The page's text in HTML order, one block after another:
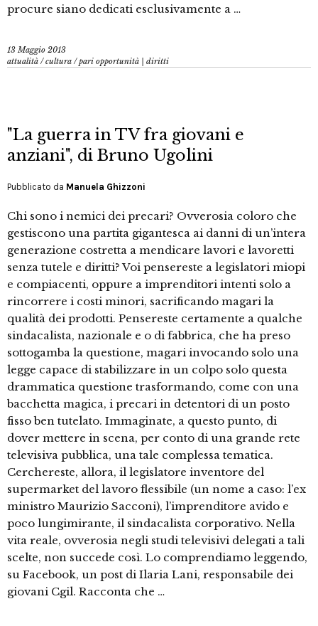
procure siano dedicati esclusivamente a …
13 Maggio 2013
attualità /cultura /pari opportunità | diritti
"La guerra in TV fra giovani e
anziani", di Bruno Ugolini
Pubblicato da Manuela Ghizzoni
Chi sono i nemici dei precari? Ovverosia coloro che
gestiscono una partita gigantesca ai danni di un’intera
generazione costretta a mendicare lavori e lavoretti
senza tutele e diritti? Voi pensereste a legislatori miopi
e compiacenti, oppure a imprenditori intenti solo a
rincorrere i costi minori, sacrificando magari la
qualità dei prodotti. Pensereste certamente a qualche
sindacalista, nazionale e o di fabbrica, che ha preso
sottogamba la questione, magari invocando solo una
legge capace di stabilizzare in un colpo solo questa
drammatica questione trasformando, come con una
bacchetta magica, i precari in detentori di un posto
fisso ben tutelato. Immaginate, a questo punto, di
dover mettere in scena, per conto di una grande rete
televisiva pubblica, una tale complessa tematica.
Cerchereste, allora, il legislatore inventore del
supermarket del lavoro flessibile (un nome a caso: l’ex
ministro Maurizio Sacconi), l’imprenditore avido e
poco lungimirante, il sindacalista corporativo. Nella
vita reale, ovverosia negli studi televisivi delegati a tali
scelte, non succede così. Lo comprendiamo leggendo,
su Facebook, un post di Ilaria Lani, responsabile dei
giovani Cgil. Racconta che …